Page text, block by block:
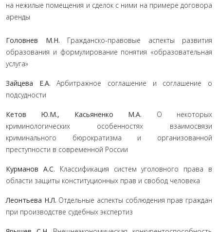
на нежилые помещения и сделок с ними на примере договора
аренды
Головнев М.Н. Гражданско-правовые аспекты развития
образования и формулирование понятия «образовательная
услуга»
Зайцева Е.А.Арбитражное соглашение и соглашение о
подсудности
Кетов Ю.М., Касьяненко М.А. О некоторых
криминологических особенностях взаимосвязи
криминального бюрократизма и организованной
преступности в современной России
Курманов А.С. Классификация систем уголовного права в
области защиты конституционных прав и свобод человека
Леонтьева Н.Л. Отдельные аспекты соблюдения прав граждан
при производстве судебных экспертиз